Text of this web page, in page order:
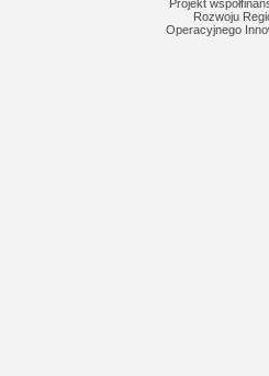
Projekt
Rozwoju
Operacyjnego